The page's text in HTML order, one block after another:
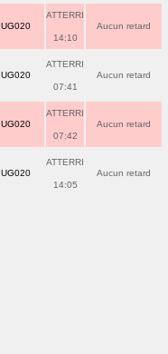
UG020
ATTERRI
14:10
Aucun retard
UG020
ATTERRI
07:41
Aucun retard
UG020
ATTERRI
07:42
Aucun retard
UG020
ATTERRI
14:05
Aucun retard